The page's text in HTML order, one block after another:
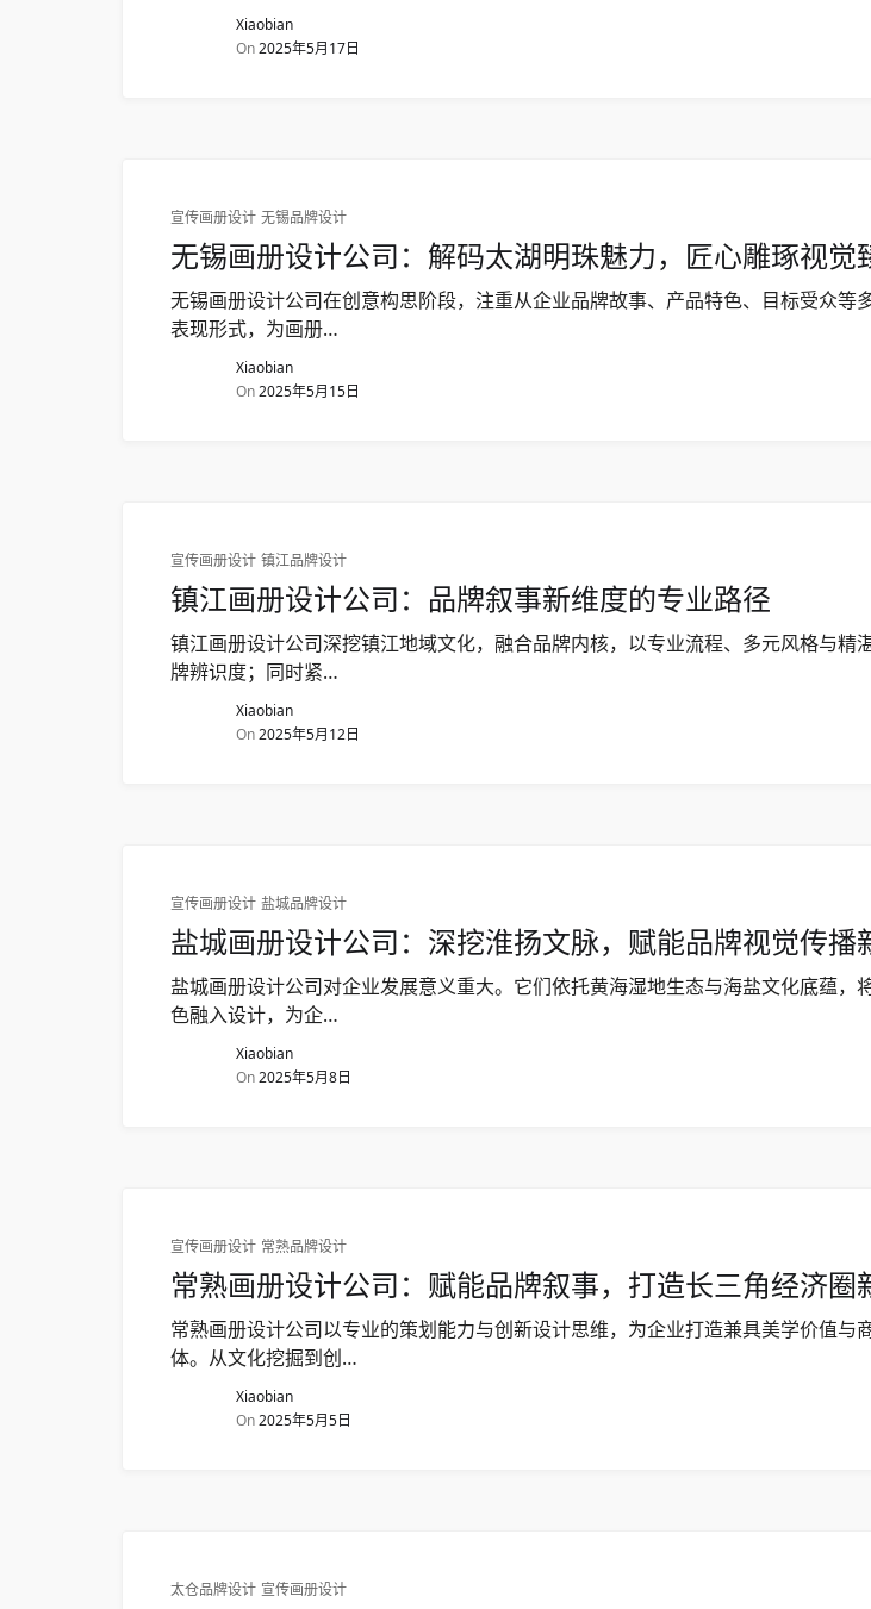
Xiaobian
On2025年5月17日
宣传画册设计 无锡品牌设计
无锡画册设计公司：解码太湖明珠魅力，匠心雕琢视觉
无锡画册设计公司在创意构思阶段，注重从企业品牌故事、产品特色、目标受众等
表现形式，为画册…
Xiaobian
On2025年5月15日
宣传画册设计 镇江品牌设计
镇江画册设计公司：品牌叙事新维度的专业路径
镇江画册设计公司深挖镇江地域文化，融合品牌内核，以专业流程、多元风格与精
牌辨识度；同时紧…
Xiaobian
On2025年5月12日
宣传画册设计 盐城品牌设计
盐城画册设计公司：深挖淮扬文脉，赋能品牌视觉传播
盐城画册设计公司对企业发展意义重大。它们依托黄海湿地生态与海盐文化底蕴，
色融入设计，为企…
Xiaobian
On2025年5月8日
宣传画册设计 常熟品牌设计
常熟画册设计公司：赋能品牌叙事，打造长三角经济圈
常熟画册设计公司以专业的策划能力与创新设计思维，为企业打造兼具美学价值与
体。从文化挖掘到创…
Xiaobian
On2025年5月5日
太仓品牌设计 宣传画册设计